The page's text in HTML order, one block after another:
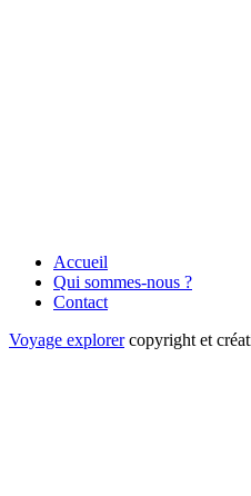
Accueil
Qui sommes-nous ?
Contact
Voyage explorer copyright et